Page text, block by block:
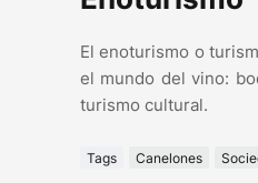
El enoturismo o
el mundo del vino:
turismo cultural.
Tags Canelones